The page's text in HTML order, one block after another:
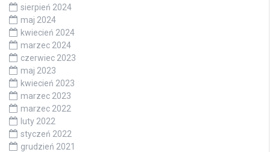
sierpień 2024
maj 2024
kwiecień 2024
marzec 2024
czerwiec 2023
maj 2023
kwiecień 2023
marzec 2023
marzec 2022
luty 2022
styczeń 2022
grudzień 2021